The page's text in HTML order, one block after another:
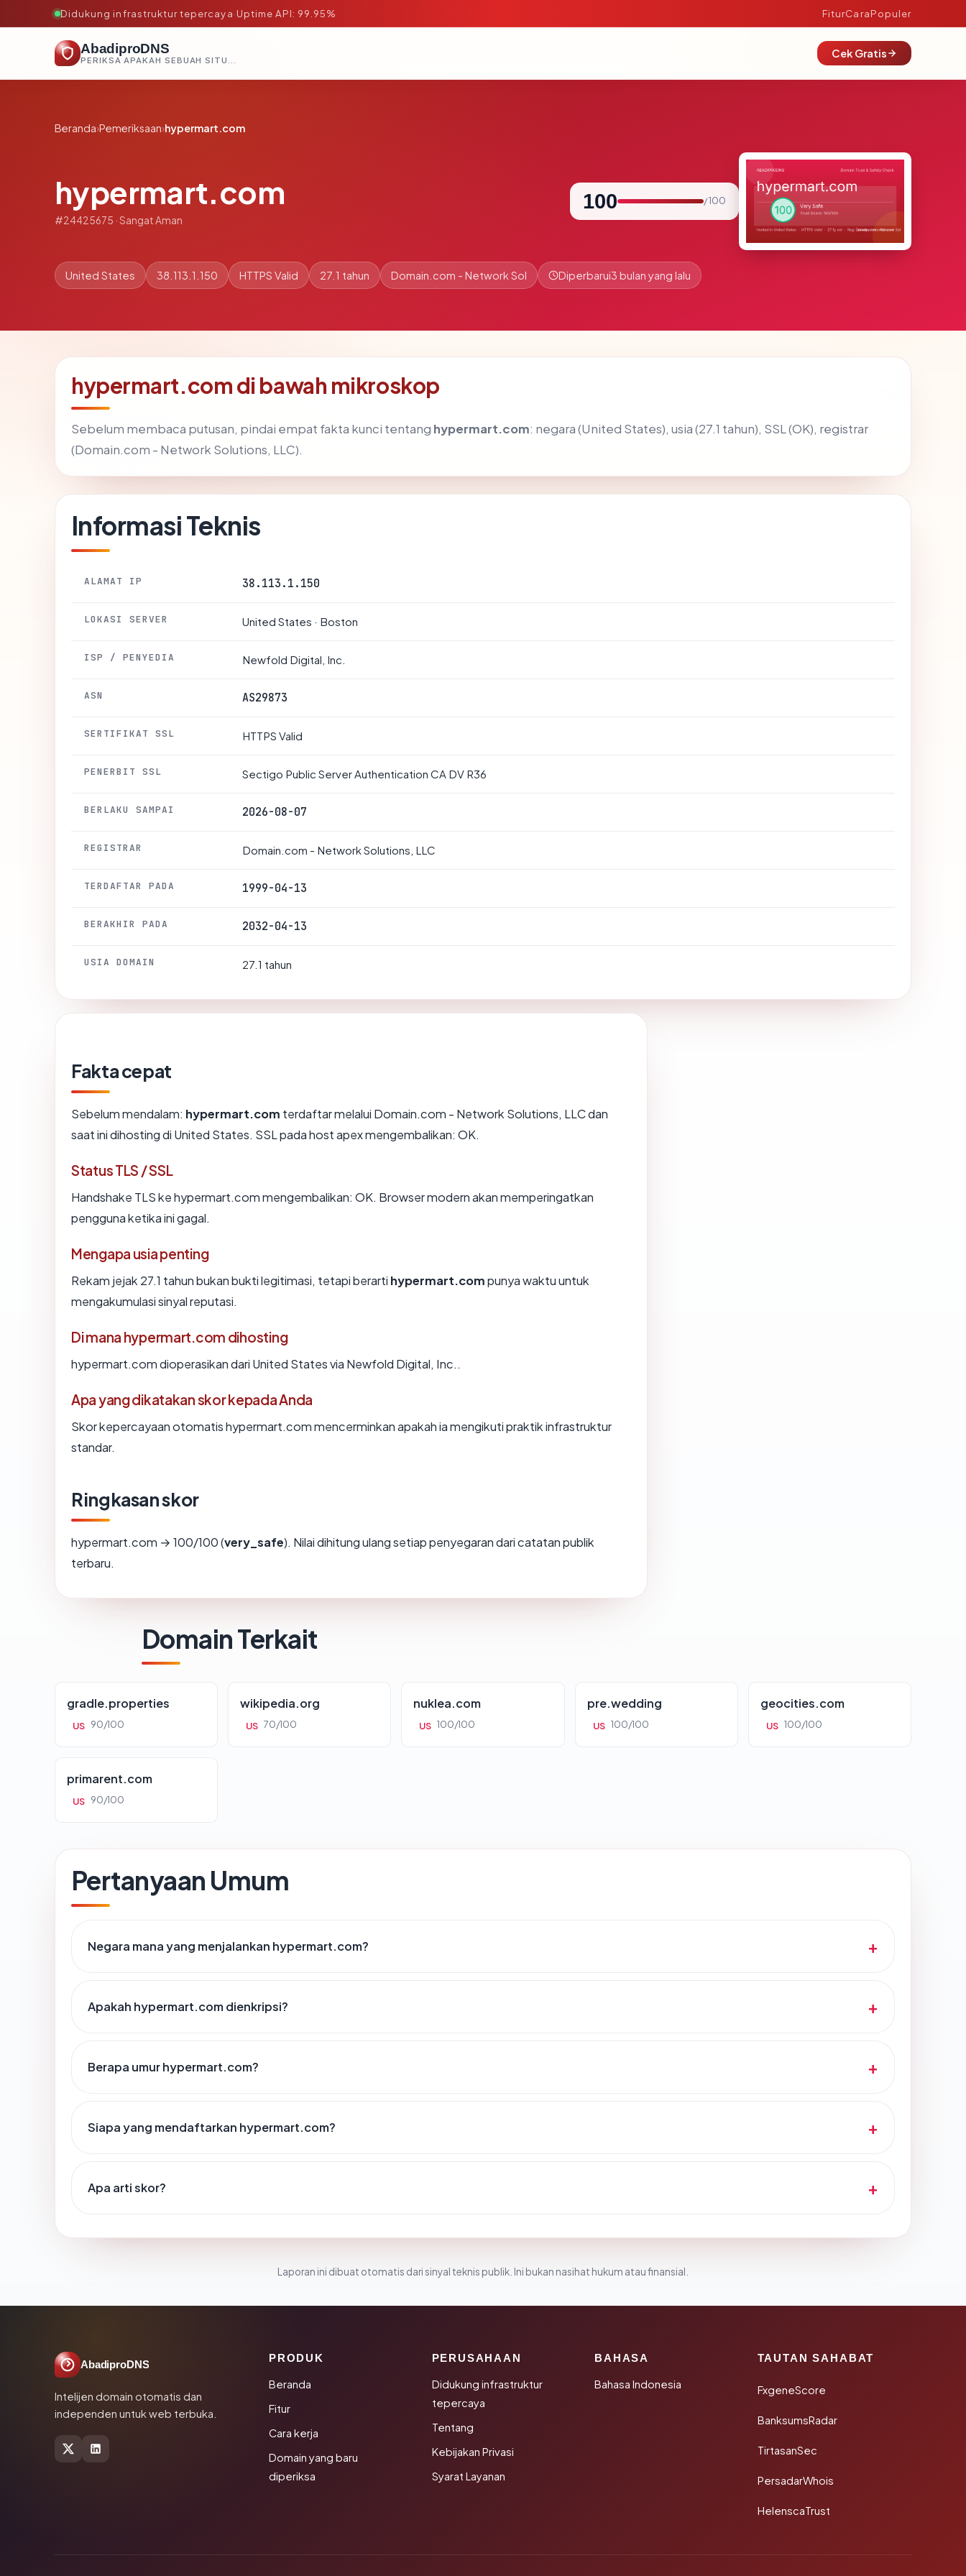
Didukung infrastruktur tepercaya·Uptime API: 99.95% FiturCaraPopuler
AbadiproDNS
PERIKSA APAKAH SEBUAH SITUS AMAN, TEPERCAYA, DAN TERVERIFIKASI DALAM HITUNGAN DETIK.
Cek Gratis
Beranda›Pemeriksaan›hypermart.com
hypermart.com
#24425675 · Sangat Aman
100 / 100
United States 38.113.1.150 HTTPS Valid 27.1 tahun Domain.com - Network Sol Diperbarui3 bulan yang lalu
hypermart.com di bawah mikroskop
Sebelum membaca putusan, pindai empat fakta kunci tentang hypermart.com: negara (United States), usia (27.1 tahun), SSL (OK), registrar
(Domain.com - Network Solutions, LLC).
Informasi Teknis
ALAMAT IP 38.113.1.150
LOKASI SERVER United States · Boston
ISP / PENYEDIA Newfold Digital, Inc.
ASN AS29873
SERTIFIKAT SSL HTTPS Valid
PENERBIT SSL Sectigo Public Server Authentication CA DV R36
BERLAKU SAMPAI 2026-08-07
REGISTRAR Domain.com - Network Solutions, LLC
TERDAFTAR PADA 1999-04-13
BERAKHIR PADA 2032-04-13
USIA DOMAIN 27.1 tahun
Fakta cepat
Sebelum mendalam: hypermart.com terdaftar melalui Domain.com - Network Solutions, LLC dan
saat ini dihosting di United States. SSL pada host apex mengembalikan: OK.
Status TLS / SSL
Handshake TLS ke hypermart.com mengembalikan: OK. Browser modern akan memperingatkan
pengguna ketika ini gagal.
Mengapa usia penting
Rekam jejak 27.1 tahun bukan bukti legitimasi, tetapi berarti hypermart.compunya waktu untuk
mengakumulasi sinyal reputasi.
Di mana hypermart.com dihosting
hypermart.com dioperasikan dari United States via Newfold Digital, Inc..
Apa yang dikatakan skor kepada Anda
Skor kepercayaan otomatis hypermart.com mencerminkan apakah ia mengikuti praktik infrastruktur
standar.
Ringkasan skor
hypermart.com → 100/100 (very_safe). Nilai dihitung ulang setiap penyegaran dari catatan publik
terbaru.
Domain Terkait
gradle.properties
US 90/100
wikipedia.org
US 70/100
nuklea.com
US 100/100
pre.wedding
US 100/100
geocities.com
US 100/100
primarent.com
US 90/100
Pertanyaan Umum
Negara mana yang menjalankan hypermart.com?
Apakah hypermart.com dienkripsi?
Berapa umur hypermart.com?
Siapa yang mendaftarkan hypermart.com?
Apa arti skor?
Laporan ini dibuat otomatis dari sinyal teknis publik. Ini bukan nasihat hukum atau finansial.
AbadiproDNS
Intelijen domain otomatis dan
independen untuk web terbuka.
PRODUK
Beranda
Fitur
Cara kerja
Domain yang baru
diperiksa
PERUSAHAAN
Didukung infrastruktur
tepercaya
Tentang
Kebijakan Privasi
Syarat Layanan
BAHASA
Bahasa Indonesia
TAUTAN SAHABAT
FxgeneScore
BanksumsRadar
TirtasanSec
PersadarWhois
HelenscaTrust